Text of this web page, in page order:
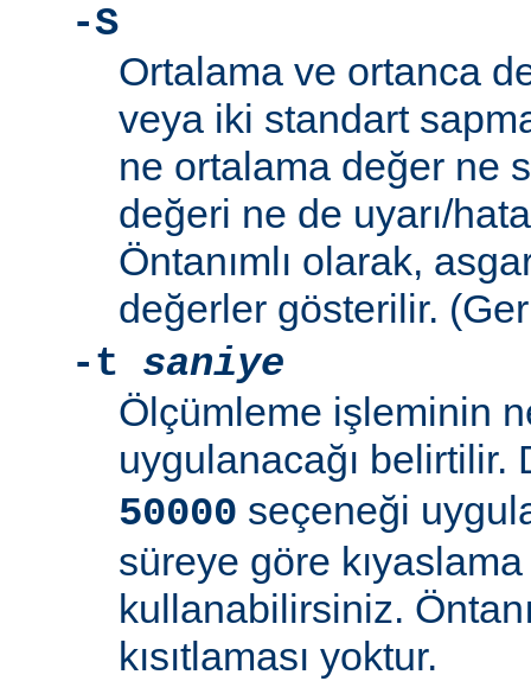
-S
Ortalama ve ortanca
veya iki standart
ne ortalama değer ne
değeri ne de uyarı/
Öntanımlı olarak,
değerler gösterilir.
-t
saniye
Ölçümleme işleminin
uygulanacağı
50000 seçeneği
süreye göre
kullanabilirsiniz.
kısıtlaması yoktur.